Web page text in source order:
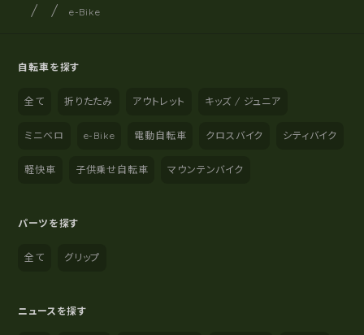
サイト内の現在地
サイクルショップナカゴヤ
e-Bike
自転車を探す
全て 折りたたみ アウトレット キッズ / ジュニア
ミニベロ e-Bike 電動自転車 クロスバイク シティバイク
軽快車 子供乗せ自転車 マウンテンバイク
パーツを探す
全て グリップ
ニュースを探す